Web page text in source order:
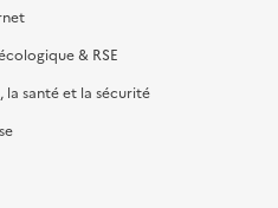
& RSE
santé et la sécurité